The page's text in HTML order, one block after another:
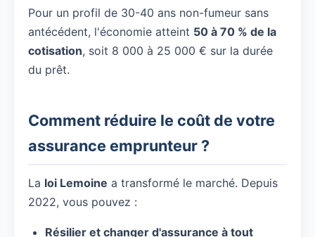
Pour un profil de 30-40 ans non-fumeur sans
antécédent, l'économie atteint 50 à 70 % de la
cotisation, soit 8 000 à 25 000 € sur la durée
du prêt.
Comment réduire le coût de votre
assurance emprunteur ?
La loi Lemoine a transformé le marché. Depuis
2022, vous pouvez :
Résilier et changer d'assurance à tout